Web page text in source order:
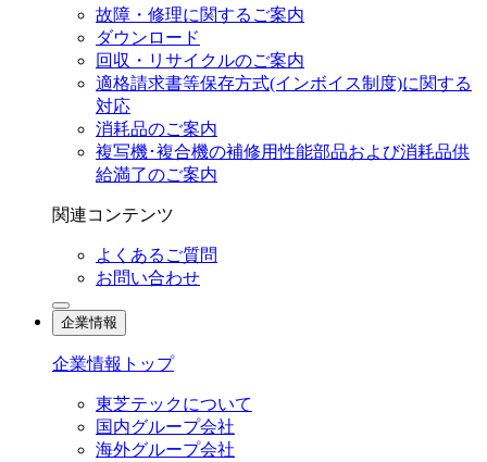
故障・修理に関するご案内
ダウンロード
回収・リサイクルのご案内
適格請求書等保存方式(インボイス制度)に関する
対応
消耗品のご案内
複写機･複合機の補修用性能部品および消耗品供
給満了のご案内
関連コンテンツ
よくあるご質問
お問い合わせ
企業情報
企業情報トップ
東芝テックについて
国内グループ会社
海外グループ会社